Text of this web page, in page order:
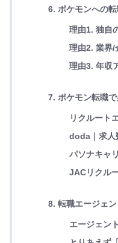
6. ポケモンへの
理由1. 独自
理由2. 業界/
理由3. 年収
7. ポケモン転職
リクルート
doda｜求人
パソナキャ
JACリクル
8. 転職エージェ
エージェン